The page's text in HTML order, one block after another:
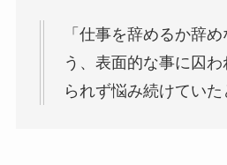
「仕事を辞めるか辞
う、表面的な事に囚
られず悩み続けていた